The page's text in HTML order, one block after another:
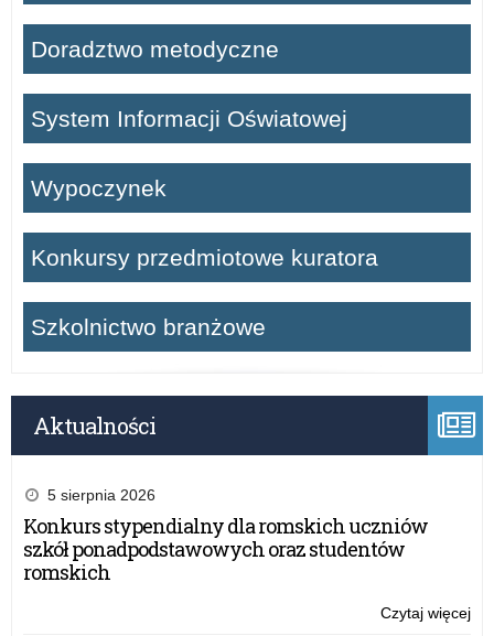
Doradztwo metodyczne
System Informacji Oświatowej
Wypoczynek
Konkursy przedmiotowe kuratora
Szkolnictwo branżowe
Aktualności
5 sierpnia 2026
Konkurs stypendialny dla romskich uczniów
szkół ponadpodstawowych oraz studentów
romskich
Czytaj więcej